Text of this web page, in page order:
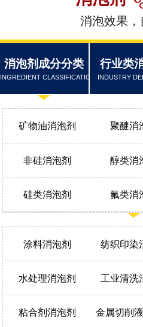
消泡效果，
消泡剂成分分类
INGREDIENT CLASSIFICATION
矿物油消泡剂 聚醚消
非硅消泡剂 醇类消
硅类消泡剂 氟类消
行业类
INDUSTRY
涂料消泡剂 纺织印染
水处理消泡剂 工业清洗
粘合剂消泡剂 金属切削